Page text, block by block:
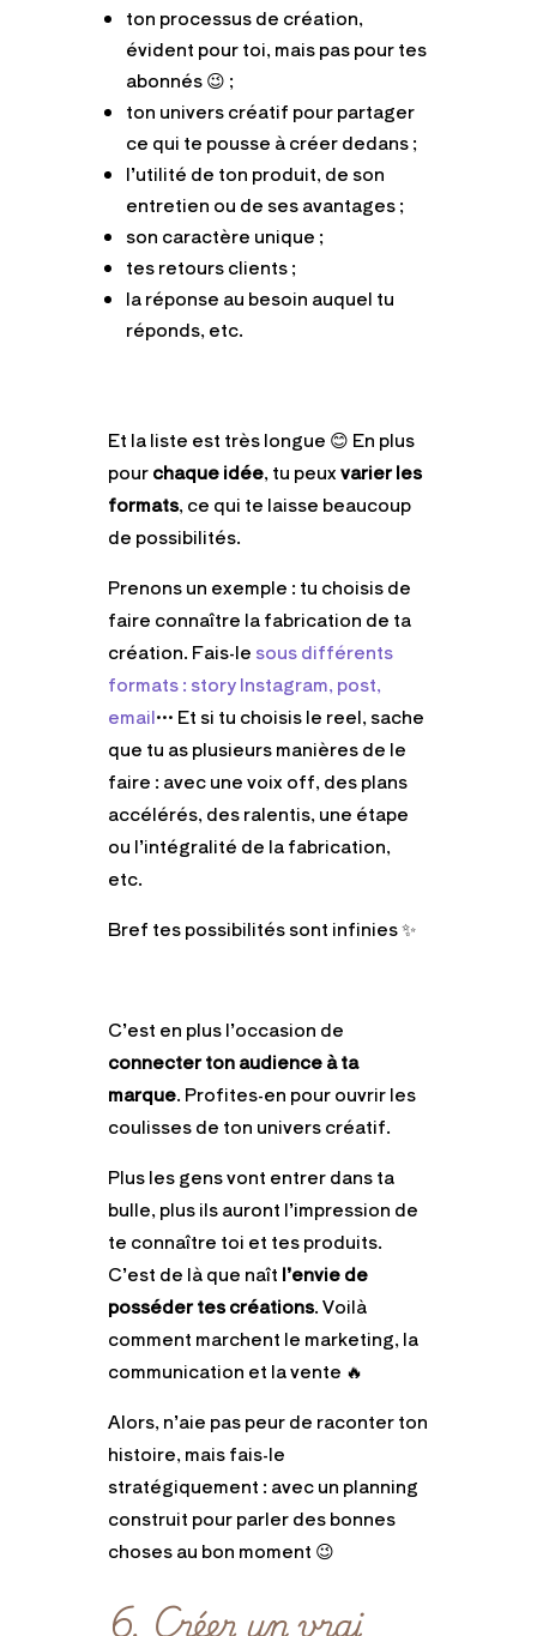
ton processus de création,
évident pour toi, mais pas pour tes
abonnés 😉 ;
ton univers créatif pour partager
ce qui te pousse à créer dedans ;
l’utilité de ton produit, de son
entretien ou de ses avantages ;
son caractère unique ;
tes retours clients ;
la réponse au besoin auquel tu
réponds, etc.
Et la liste est très longue 😊 En plus
pourchaque idée, tu peuxvarier les
formats, ce qui te laisse beaucoup
de possibilités.
Prenons un exemple : tu choisis de
faire connaître la fabrication de ta
création. Fais-le sous différents
formats : story Instagram, post,
email… Et si tu choisis le reel, sache
que tu as plusieurs manières de le
faire : avec une voix off, des plans
accélérés, des ralentis, une étape
ou l’intégralité de la fabrication,
etc.
Bref tes possibilités sont infinies ✨
C’est en plus l’occasion de
connecter ton audience à ta
marque. Profites-en pour ouvrir les
coulisses de ton univers créatif.
Plus les gens vont entrer dans ta
bulle, plus ils auront l’impression de
te connaître toi et tes produits.
C’est de là que naît l’envie de
posséder tes créations. Voilà
comment marchent le marketing, la
communication et la vente 🔥
Alors, n’aie pas peur de raconter ton
histoire, mais fais-le
stratégiquement : avec un planning
construit pour parler des bonnes
choses au bon moment 😉
6. Créer un vrai